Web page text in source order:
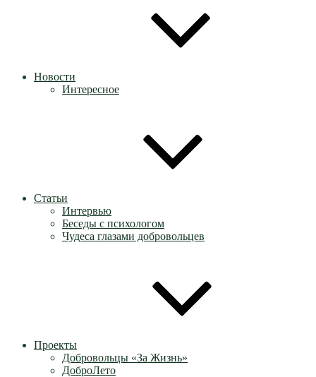
Новости
Интересное
Статьи
Интервью
Беседы с психологом
Чудеса глазами добровольцев
Проекты
Добровольцы «За Жизнь»
ДоброЛето